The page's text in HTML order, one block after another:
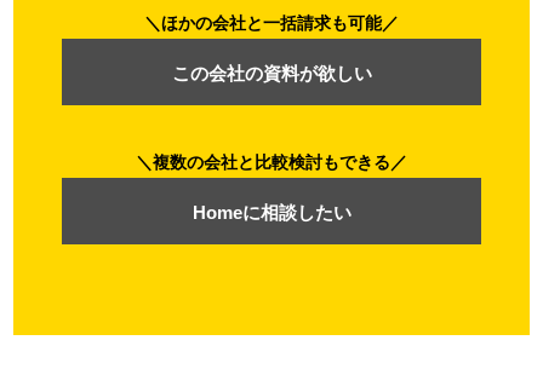
複数の会社と比較検討もできる
Homeに相談したい
ほかの会社と一括請求も可能
この会社の資料が欲しい